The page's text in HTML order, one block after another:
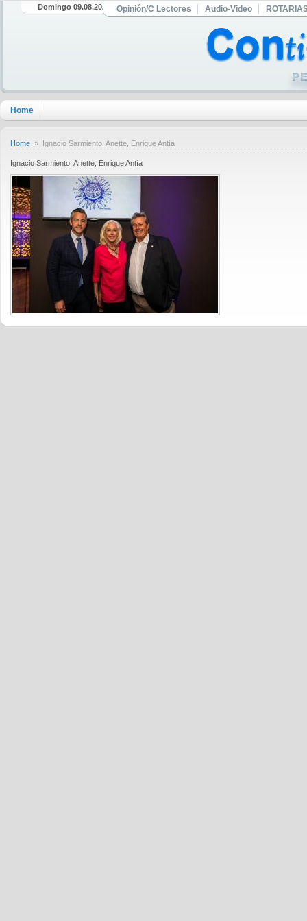
Domingo 09.08.2026 Opinión/C Lectores Audio-Video
Home
Home » Ignacio Sarmiento, Anette, Enrique Antía
Ignacio Sarmiento, Anette, Enrique Antía